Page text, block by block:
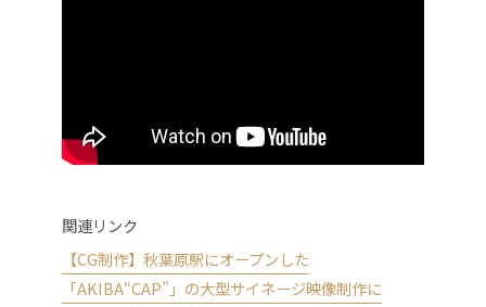
関連リンク
【CG制作】秋葉原駅にオープンした
「AKIBA“CAP”」の大型サイネージ映像制作に